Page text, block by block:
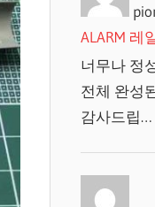
ALARM 레
너무나 정
전체 완성
감사드립…